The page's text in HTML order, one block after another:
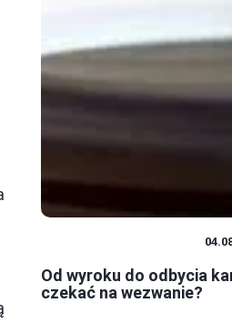
Od wyroku do odbycia
czekać na wezwanie?